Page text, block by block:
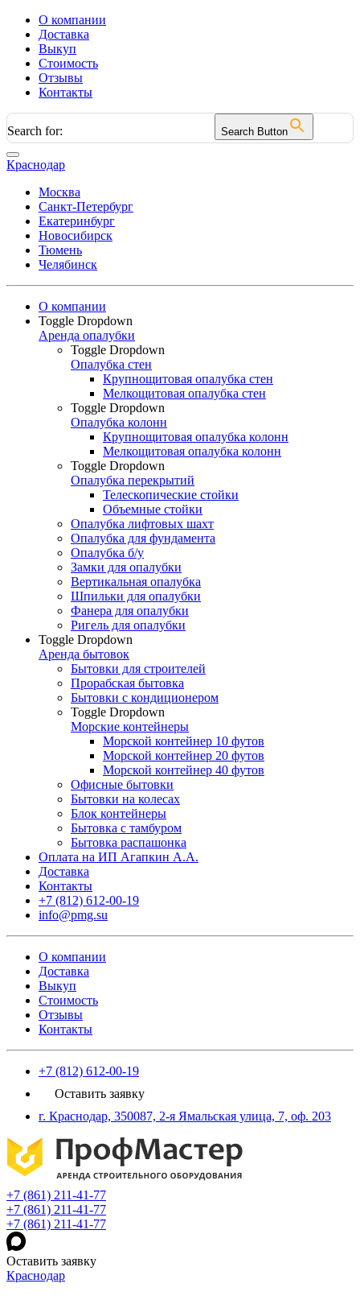
О компании
Доставка
Выкуп
Стоимость
Отзывы
Контакты
Search for: Search Button
Краснодар
Москва
Санкт-Петербург
Екатеринбург
Новосибирск
Тюмень
Челябинск
О компании
Toggle Dropdown
Аренда опалубки
Toggle Dropdown
Опалубка стен
Крупнощитовая опалубка стен
Мелкощитовая опалубка стен
Toggle Dropdown
Опалубка колонн
Крупнощитовая опалубка колонн
Мелкощитовая опалубка колонн
Toggle Dropdown
Опалубка перекрытий
Телескопические стойки
Объемные стойки
Опалубка лифтовых шахт
Опалубка для фундамента
Опалубка б/у
Замки для опалубки
Вертикальная опалубка
Шпильки для опалубки
Фанера для опалубки
Ригель для опалубки
Toggle Dropdown
Аренда бытовок
Бытовки для строителей
Прорабская бытовка
Бытовки с кондиционером
Toggle Dropdown
Морские контейнеры
Морской контейнер 10 футов
Морской контейнер 20 футов
Морской контейнер 40 футов
Офисные бытовки
Бытовки на колесах
Блок контейнеры
Бытовка с тамбуром
Бытовка распашонка
Оплата на ИП Агапкин А.А.
Доставка
Контакты
+7 (812) 612-00-19
info@pmg.su
О компании
Доставка
Выкуп
Стоимость
Отзывы
Контакты
+7 (812) 612-00-19
Оставить заявку
г. Краснодар, 350087, 2-я Ямальская улица, 7, оф. 203
+7 (861) 211-41-77
+7 (861) 211-41-77
+7 (861) 211-41-77
Оставить заявку
Краснодар